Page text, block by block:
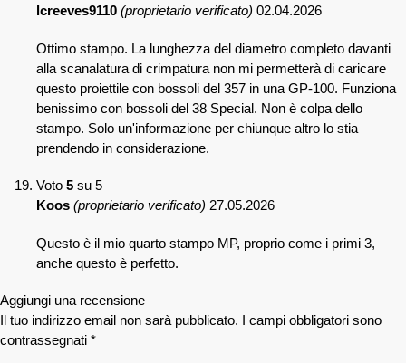
lcreeves9110 (proprietario verificato) 02.04.2026
Ottimo stampo. La lunghezza del diametro completo davanti
alla scanalatura di crimpatura non mi permetterà di caricare
questo proiettile con bossoli del 357 in una GP-100. Funziona
benissimo con bossoli del 38 Special. Non è colpa dello
stampo. Solo un'informazione per chiunque altro lo stia
prendendo in considerazione.
Voto 5 su 5
Koos (proprietario verificato) 27.05.2026
Questo è il mio quarto stampo MP, proprio come i primi 3,
anche questo è perfetto.
Aggiungi una recensione
Il tuo indirizzo email non sarà pubblicato. I campi obbligatori sono
contrassegnati *